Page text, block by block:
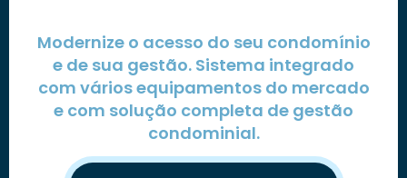
Modernize o acesso do seu condomínio
e de sua gestão. Sistema integrado
com vários equipamentos do mercado
e com solução completa de gestão
condominial.